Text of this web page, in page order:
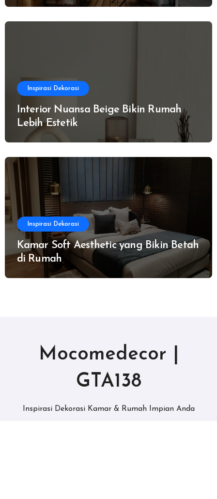
Inspirasi Dekorasi
Interior Nuansa Beige Bikin Rumah
Lebih Estetik
Inspirasi Dekorasi
Kamar Soft Aesthetic yang Bikin Betah
di Rumah
Mocomedecor |
GTA138
Inspirasi Dekorasi Kamar & Rumah Impian Anda